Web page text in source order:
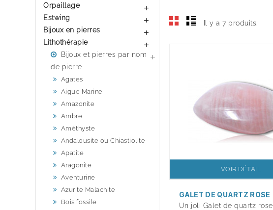
Orpaillage 
Estwing 
Bijoux en pierres 
Lithothérapie 
Bijoux et pierres par nom
de pierre

Agates
Aigue Marine
Amazonite
Ambre
Améthyste
Andalousite ou Chiastiolite
Apatite
Aragonite
Aventurine
Azurite Malachite
Bois fossile
Il y a 7 produits.
VOIR DÉTAIL
GALET DE QUARTZ ROSE
Un joli Galet de quartz rose